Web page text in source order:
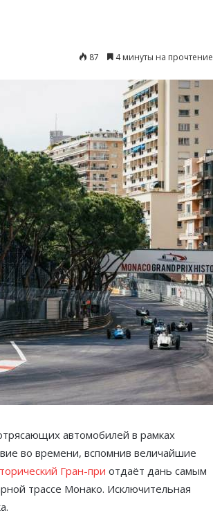
87 4 минуты на прочтение
автомобилей в рамках
во времени, вспомнив величайшие
Гран-при отдаёт дань самым
трассе Монако. Исключительная